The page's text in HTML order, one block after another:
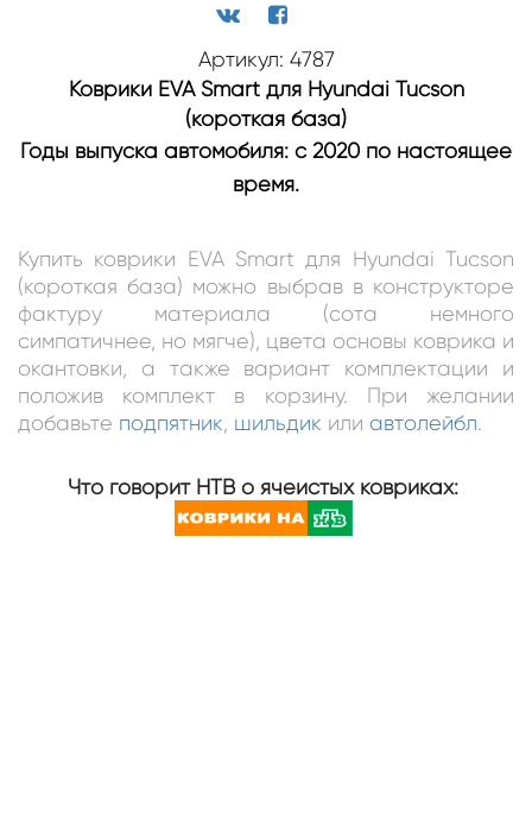
Артикул: 4787
Коврики EVA Smart для Hyundai Tucson
(короткая база)
Годы выпуска автомобиля: с 2020 по настоящее
время.
Купить коврики EVA Smart для Hyundai Tucson
(короткая база) можно выбрав в конструкторе
фактуру материала (сота немного
симпатичнее, но мягче), цвета основы коврика и
окантовки, а также вариант комплектации и
положив комплект в корзину. При желании
добавьте подпятник шильдик или автолейбл.
Что говорит НТВ о ячеистых ковриках: